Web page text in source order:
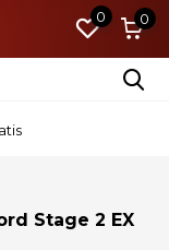
0 0
Stage 2 EX